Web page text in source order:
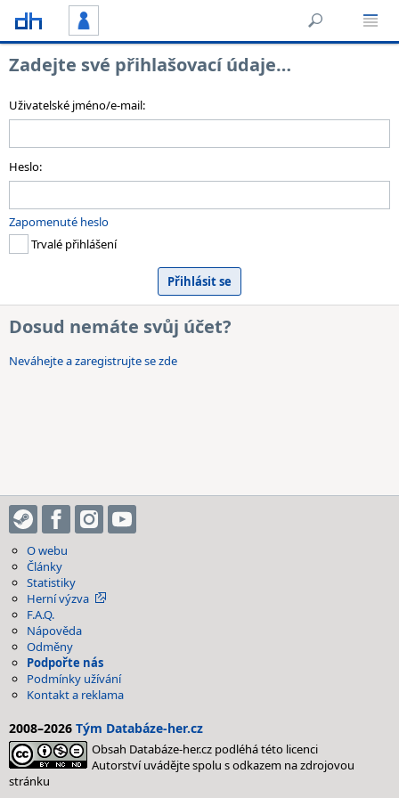
Zadejte své přihlašovací údaje…
Uživatelské jméno/e-mail:
Heslo:
Zapomenuté heslo
Trvalé přihlášení
Dosud nemáte svůj účet?
Neváhejte a zaregistrujte se zde
O webu
Články
Statistiky
Herní výzva
F.A.Q.
Nápověda
Odměny
Podpořte nás
Podmínky užívání
Kontakt a reklama
2008–2026 Tým Databáze-her.cz
Obsah Databáze-her.cz podléhá této licenci
Autorství uvádějte spolu s odkazem na zdrojovou
stránku